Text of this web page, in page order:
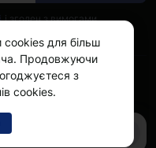
і згоден з вимогами
2026
для більш
Продовжуючи
з
cookies.